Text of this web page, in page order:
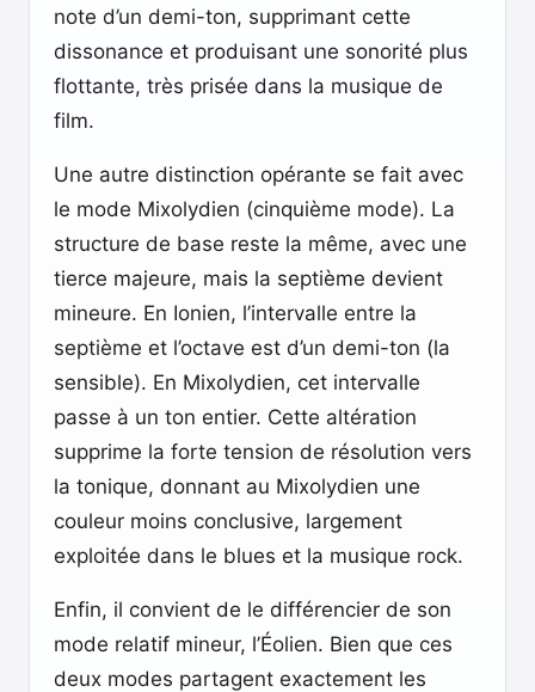
note d’un demi-ton, supprimant cette
dissonance et produisant une sonorité plus
flottante, très prisée dans la musique de
film.
Une autre distinction opérante se fait avec
le mode Mixolydien (cinquième mode). La
structure de base reste la même, avec une
tierce majeure, mais la septième devient
mineure. En Ionien, l’intervalle entre la
septième et l’octave est d’un demi-ton (la
sensible). En Mixolydien, cet intervalle
passe à un ton entier. Cette altération
supprime la forte tension de résolution vers
la tonique, donnant au Mixolydien une
couleur moins conclusive, largement
exploitée dans le blues et la musique rock.
Enfin, il convient de le différencier de son
mode relatif mineur, l’Éolien. Bien que ces
deux modes partagent exactement les